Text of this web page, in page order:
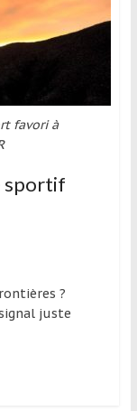
favori à
sportif
?
juste